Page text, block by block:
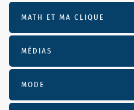
MATH ET MA CLIQUE
MÉDIAS
MODE